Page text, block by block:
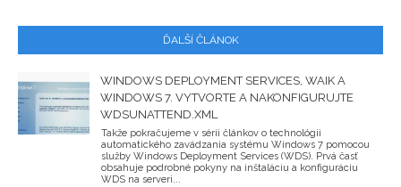
ĎALŠÍ ČLÁNOK
WINDOWS DEPLOYMENT SERVICES, WAIK A
WINDOWS 7. VYTVORTE A NAKONFIGURUJTE
WDSUNATTEND.XML
Takže pokračujeme v sérii článkov o technológii
automatického zavádzania systému Windows 7 pomocou
služby Windows Deployment Services (WDS). Prvá časť
obsahuje podrobné pokyny na inštaláciu a konfiguráciu
WDS na serveri...